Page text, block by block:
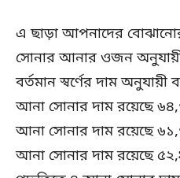
এ ছাড়া আপনাদের
সোনার আনার ওজন অনুযায়ী
বর্তমান স্বর্ণের দাম অনুযায়ী
আনা সোনার দাম রয়েছে
আনা সোনার দাম রয়েছে
আনা সোনার দাম রয়েছে